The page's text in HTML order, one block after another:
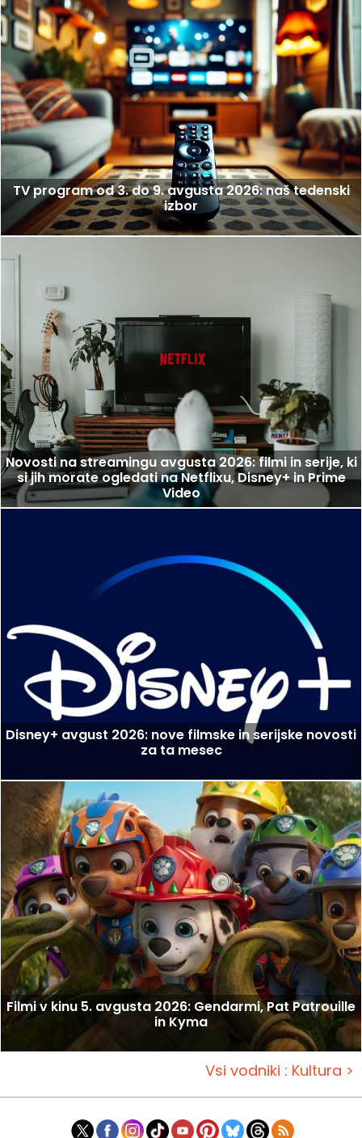
TV program od 3. do 9. avgusta 2026: naš tedenski
izbor
Novosti na streamingu avgusta 2026: filmi in serije, ki
si jih morate ogledati na Netflixu, Disney+ in Prime
Video
Disney+ avgust 2026: nove filmske in serijske novosti
za ta mesec
Filmi v kinu 5. avgusta 2026: Gendarmi, Pat Patrouille
in Kyma
Vsi vodniki : Kultura >